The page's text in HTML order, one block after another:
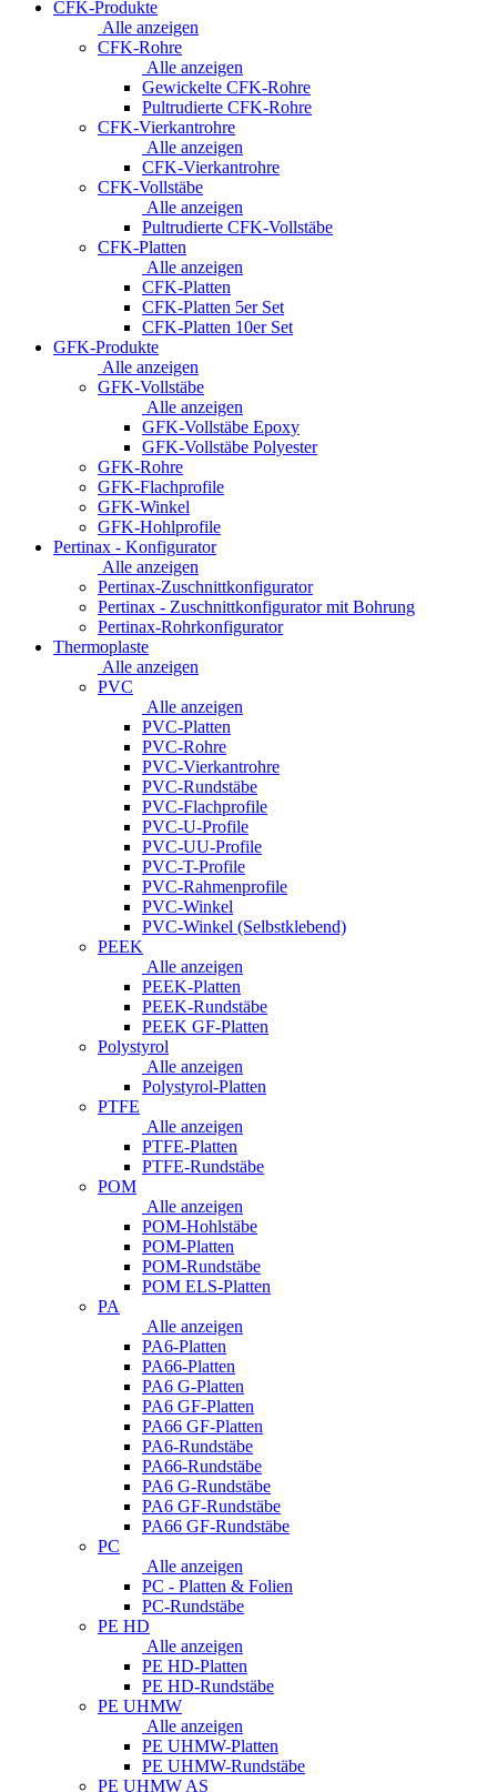
CFK-Produkte
Alle anzeigen
CFK-Rohre
Alle anzeigen
Gewickelte CFK-Rohre
Pultrudierte CFK-Rohre
CFK-Vierkantrohre
Alle anzeigen
CFK-Vierkantrohre
CFK-Vollstäbe
Alle anzeigen
Pultrudierte CFK-Vollstäbe
CFK-Platten
Alle anzeigen
CFK-Platten
CFK-Platten 5er Set
CFK-Platten 10er Set
GFK-Produkte
Alle anzeigen
GFK-Vollstäbe
Alle anzeigen
GFK-Vollstäbe Epoxy
GFK-Vollstäbe Polyester
GFK-Rohre
GFK-Flachprofile
GFK-Winkel
GFK-Hohlprofile
Pertinax - Konfigurator
Alle anzeigen
Pertinax-Zuschnittkonfigurator
Pertinax - Zuschnittkonfigurator mit Bohrung
Pertinax-Rohrkonfigurator
Thermoplaste
Alle anzeigen
PVC
Alle anzeigen
PVC-Platten
PVC-Rohre
PVC-Vierkantrohre
PVC-Rundstäbe
PVC-Flachprofile
PVC-U-Profile
PVC-UU-Profile
PVC-T-Profile
PVC-Rahmenprofile
PVC-Winkel
PVC-Winkel (Selbstklebend)
PEEK
Alle anzeigen
PEEK-Platten
PEEK-Rundstäbe
PEEK GF-Platten
Polystyrol
Alle anzeigen
Polystyrol-Platten
PTFE
Alle anzeigen
PTFE-Platten
PTFE-Rundstäbe
POM
Alle anzeigen
POM-Hohlstäbe
POM-Platten
POM-Rundstäbe
POM ELS-Platten
PA
Alle anzeigen
PA6-Platten
PA66-Platten
PA6 G-Platten
PA6 GF-Platten
PA66 GF-Platten
PA6-Rundstäbe
PA66-Rundstäbe
PA6 G-Rundstäbe
PA6 GF-Rundstäbe
PA66 GF-Rundstäbe
PC
Alle anzeigen
PC - Platten & Folien
PC-Rundstäbe
PE HD
Alle anzeigen
PE HD-Platten
PE HD-Rundstäbe
PE UHMW
Alle anzeigen
PE UHMW-Platten
PE UHMW-Rundstäbe
PE UHMW AS